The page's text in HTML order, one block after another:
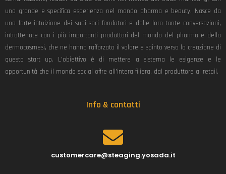
o
o
k
-
f
g
r
a
m
d
i
n
una grande e specifica esperienza nel mondo pharma e beauty. Nasce da
una forte intuizione dei suoi soci fondatori e dalle loro tante conversazioni,
intrattenute con i più importanti produttori del mondo del pharma e della
dermocosmesi, che ne hanno rafforzato il valore e spinto verso la creazione di
questa start up. L’obiettivo è di mettere a sistema le esigenze e le
opportunità che il mondo social offre all’intera filiera, dal produttore al retail.
Info & contatti
customercare@steaging.yosada.it